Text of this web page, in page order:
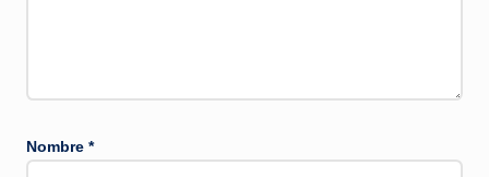
Nombre *